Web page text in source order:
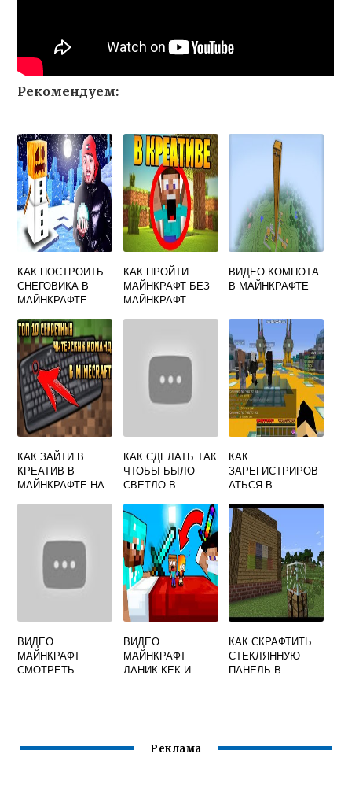
Рекомендуем:
КАК ПОСТРОИТЬ
СНЕГОВИКА В
МАЙНКРАФТЕ
КАК ПРОЙТИ
МАЙНКРАФТ БЕЗ
МАЙНКРАФТ
ВИДЕО КОМПОТА
В МАЙНКРАФТЕ
КАК ЗАЙТИ В
КРЕАТИВ В
МАЙНКРАФТЕ НА
КАК СДЕЛАТЬ ТАК
ЧТОБЫ БЫЛО
СВЕТЛО В
КАК
ЗАРЕГИСТРИРОВ
АТЬСЯ В
ВИДЕО
МАЙНКРАФТ
СМОТРЕТЬ
ВИДЕО
МАЙНКРАФТ
ДАНИК КЕК И
КАК СКРАФТИТЬ
СТЕКЛЯННУЮ
ПАНЕЛЬ В
Реклама